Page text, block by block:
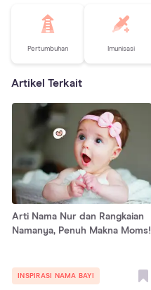
Pertumbuhan Imunisasi
Artikel Terkait
Arti Nama Nur dan Rangkaian
Namanya, Penuh Makna Moms!
INSPIRASI NAMA BAYI